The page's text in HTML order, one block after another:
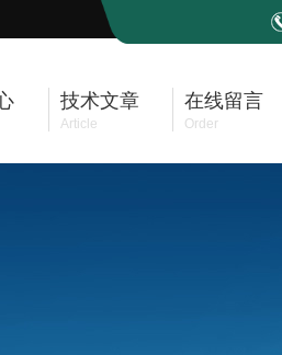
技术文章
Article
在线留言
Order